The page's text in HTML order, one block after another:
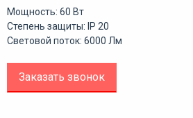
Мощность: 60 Вт
Степень защиты: IP 20
Световой поток: 6000 Лм
Заказать звонок